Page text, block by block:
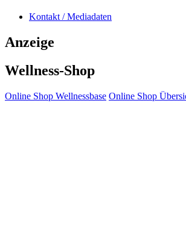
Kontakt / Mediadaten
Anzeige
Wellness-Shop
Online Shop Wellnessbase Online Shop